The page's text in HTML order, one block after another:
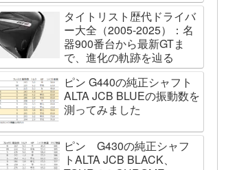
タイトリスト歴代ドライバ
ー大全（2005-2025）：名
器900番台から最新GTま
で、進化の軌跡を辿る
ピン G440の純正シャフト
ALTA JCB BLUEの振動数を
測ってみました
ピン G430の純正シャフ
トALTA JCB BLACK、